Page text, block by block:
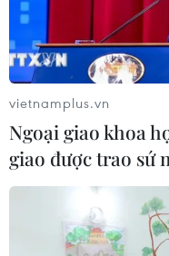
các nền kinh tế mới
sắp sửa nhóm họp
trưởng.
vietnamplus.vn
Ngoại giao khoa
giao được trao sứ